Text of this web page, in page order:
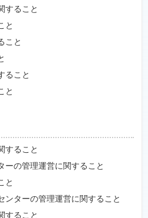
すること
と
こと
ること
と
すること
ーの管理運営に関すること
と
ンターの管理運営に関すること
すること